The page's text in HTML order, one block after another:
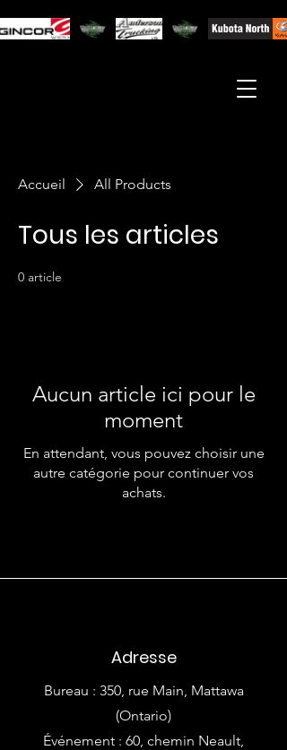
Accueil All Products
Tous les articles
0 article
Aucun article ici pour le
moment
En attendant, vous pouvez choisir une
autre catégorie pour continuer vos
achats.
Adresse
Bureau : 350, rue Main, Mattawa
(Ontario)
Événement : 60, chemin Neault,